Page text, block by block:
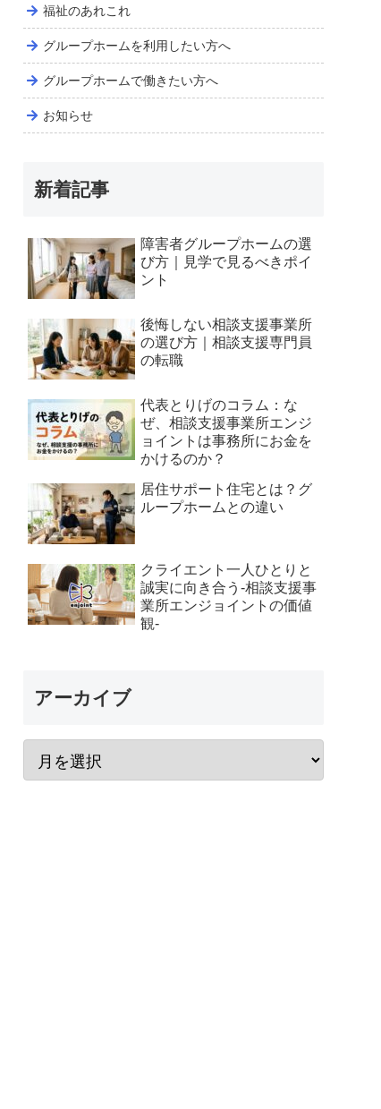
福祉のあれこれ
グループホームを利用したい方へ
グループホームで働きたい方へ
お知らせ
新着記事
障害者グループホームの選
び方｜見学で見るべきポイ
ント
後悔しない相談支援事業所
の選び方｜相談支援専門員
の転職
代表とりげのコラム：な
ぜ、相談支援事業所エンジ
ョイントは事務所にお金を
かけるのか？
居住サポート住宅とは？グ
ループホームとの違い
クライエント一人ひとりと
誠実に向き合う-相談支援事
業所エンジョイントの価値
観-
アーカイブ